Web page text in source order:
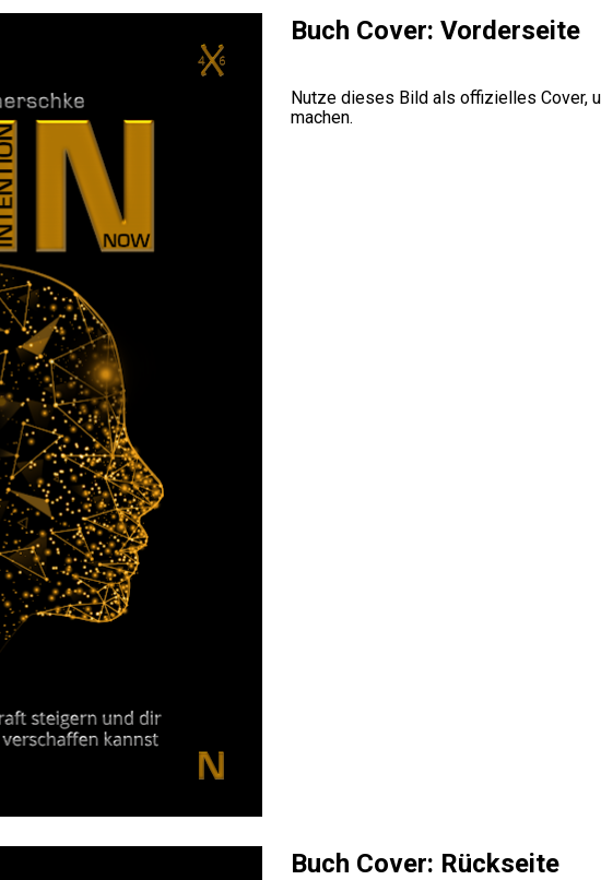
Buch Cover: Vorderseite
Nutze dieses Bild als offizielles Cover,
machen.
Buch Cover: Rückseite